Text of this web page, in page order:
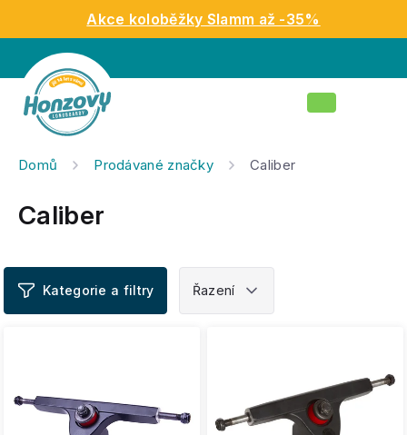
obsah
Akce koloběžky Slamm až -35%
Nákupní
Domů Prodávané značky Caliber
Caliber
i